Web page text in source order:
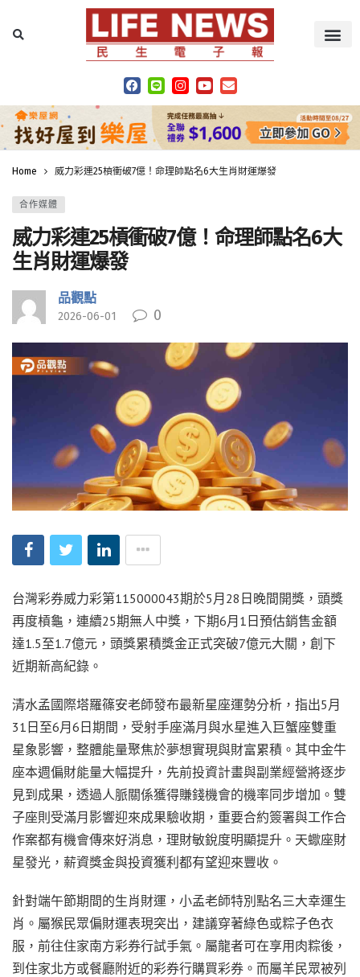
Home 威力彩連25槓衝破7億！命理師點名6大生肖財運爆發
合作媒體
威力彩連25槓衝破7億！命理師點名6大
生肖財運爆發
品觀點
2026-06-01 0
台灣彩券威力彩第115000043期於5月28日晚間開獎，頭獎
再度槓龜，連續25期無人中獎，下期6月1日預估銷售金額
達1.5至1.7億元，頭獎累積獎金正式突破7億元大關，創下
近期新高紀錄。
清水孟國際塔羅篠安老師發布最新星座運勢分析，指出5月
31日至6月6日期間，受射手座滿月與水星進入巨蟹座雙重
星象影響，整體能量聚焦於夢想實現與財富累積。其中金牛
座本週偏財能量大幅提升，先前投資計畫與副業經營將逐步
見到成果，透過人脈關係獲得賺錢機會的機率同步增加。雙
子座則受滿月影響迎來成果驗收期，重要合約簽署與工作合
作案都有機會傳來好消息，理財敏銳度明顯提升。天蠍座財
星發光，薪資獎金與投資獲利都有望迎來豐收。
針對端午節期間的生肖財運，小孟老師特別點名三大幸運生
肖。屬猴民眾偏財運表現突出，建議穿著綠色或粽子色衣
服，前往住家南方彩券行試手氣。屬龍者可在享用肉粽後，
到住家北方或餐廳附近的彩券行購買彩券。而屬羊民眾被列